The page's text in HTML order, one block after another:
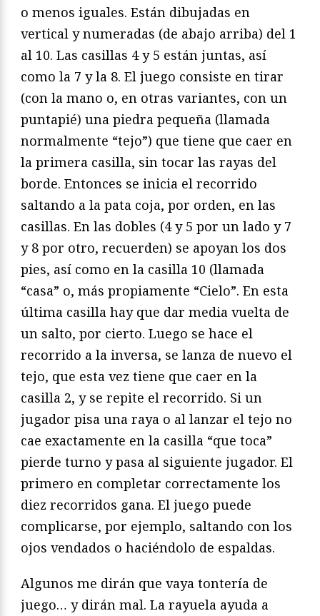
o menos iguales. Están dibujadas en
vertical y numeradas (de abajo arriba) del 1
al 10. Las casillas 4 y 5 están juntas, así
como la 7 y la 8. El juego consiste en tirar
(con la mano o, en otras variantes, con un
puntapié) una piedra pequeña (llamada
normalmente “tejo”) que tiene que caer en
la primera casilla, sin tocar las rayas del
borde. Entonces se inicia el recorrido
saltando a la pata coja, por orden, en las
casillas. En las dobles (4 y 5 por un lado y 7
y 8 por otro, recuerden) se apoyan los dos
pies, así como en la casilla 10 (llamada
“casa” o, más propiamente “Cielo”. En esta
última casilla hay que dar media vuelta de
un salto, por cierto. Luego se hace el
recorrido a la inversa, se lanza de nuevo el
tejo, que esta vez tiene que caer en la
casilla 2, y se repite el recorrido. Si un
jugador pisa una raya o al lanzar el tejo no
cae exactamente en la casilla “que toca”
pierde turno y pasa al siguiente jugador. El
primero en completar correctamente los
diez recorridos gana. El juego puede
complicarse, por ejemplo, saltando con los
ojos vendados o haciéndolo de espaldas.
Algunos me dirán que vaya tontería de
juego… y dirán mal. La rayuela ayuda a